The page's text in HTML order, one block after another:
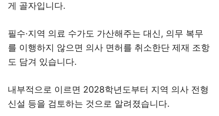
게 골자입니다.
필수·지역 의료 수가도 가산해주는 대신, 의무 복무
를 이행하지 않으면 의사 면허를 취소한단 제재 조항
도 담겨 있습니다.
내부적으로 이르면 2028학년도부터 지역 의사 전형
신설 등을 검토하는 것으로 알려졌습니다.